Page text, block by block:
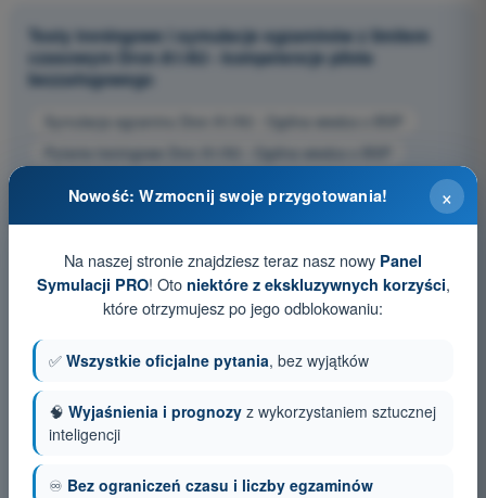
Testy treningowe i symulacje egzaminów z limitem
czasowym Dron A1/A3 - kompetencje pilota
bezzałogowego
Symulacja egzaminu Dron A1/A3 - Ogólna wiedza o BSP
Pytania treningowe Dron A1/A3 - Ogólna wiedza o BSP
BSP ×
Nowość: Wzmocnij swoje przygotowania!
Na naszej stronie znajdziesz teraz nasz nowy Panel
Symulacji PRO! Oto niektóre z ekskluzywnych korzyści,
które otrzymujesz po jego odblokowaniu:
✅ Wszystkie oficjalne pytania, bez wyjątków
🧠 Wyjaśnienia i prognozy z wykorzystaniem sztucznej
inteligencji
♾️ Bez ograniczeń czasu i liczby egzaminów